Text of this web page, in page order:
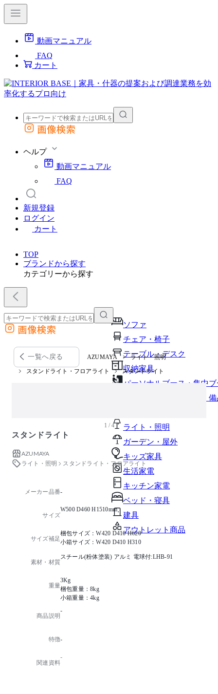
動画マニュアル
FAQ
カート
外部サイトの商品をカートに追加
画像検索
ヘルプ
動画マニュアル
FAQ
新規登録
ログイン
カート
TOP
ブランドから探す
カテゴリーから探す
ソファ
チェア・椅子
テーブル・デスク
収納家具
パーソナルブース・集中
オフィスアクセサリー・
ライト・照明
ガーデン・屋外
キッズ家具
生活家電
キッチン家電
ベッド・寝具
建具
アウトレット商品
外部サイトの商品をカートに追加
他のサイトで見つけた商品ページのURLを貼り付けて、カートに追加できます
画像検索
一覧へ戻る AZUMAYA ライト・照明
スタンドライト・フロアライト スタンドライト
1 / 4
スタンドライト
AZUMAYA
ライト・照明
スタンドライト・フロアライト
メーカー品番-
サイズ
W500 D460 H1510mm
サイズ補足
梱包サイズ：W420 D410 H620
小箱サイズ：W420 D410 H310
素材・材質
スチール(粉体塗装) アルミ 電球付:LHB-91
重量
3Kg
梱包重量：8kg
小箱重量：4kg
商品説明
-
特徴-
関連資料
-